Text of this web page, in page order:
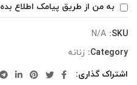
به من از طریق پیامک اطلاع بده
SKU:
N/A
Category: زنانه
اشتراک گذاری